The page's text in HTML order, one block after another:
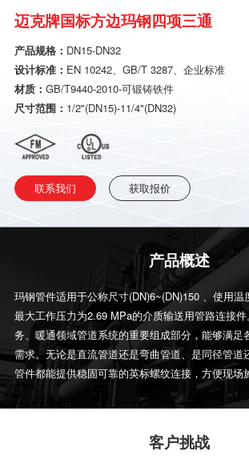
迈克牌国标方边玛钢四项三通
产品规格： DN15-DN32
设计标准： EN 10242、GB/T 3287、企业标准
材质： GB/T9440-2010-可锻铸铁件
尺寸范围： 1/2"(DN15)-11/4"(DN32)
联系我们 获取报价
产品概述
玛钢管件适用于公称尺寸(DN)6~(DN)150 、使用
最大工作压力为2.69 MPa的介质输送用管路连接
务、暖通领域管道系统的重要组成部分，能够满足
需求。无论是直流管道还是弯曲管道、是同径管道
管件都能提供稳固可靠的英标螺纹连接，方便现场
客户挑战